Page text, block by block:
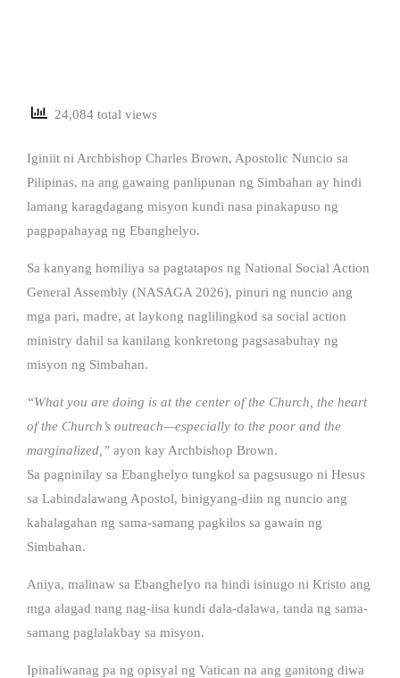
24,084 total views
Iginiit ni Archbishop Charles Brown, Apostolic Nuncio sa
Pilipinas, na ang gawaing panlipunan ng Simbahan ay hindi
lamang karagdagang misyon kundi nasa pinakapuso ng
pagpapahayag ng Ebanghelyo.
Sa kanyang homiliya sa pagtatapos ng National Social Action
General Assembly (NASAGA 2026), pinuri ng nuncio ang
mga pari, madre, at laykong naglilingkod sa social action
ministry dahil sa kanilang konkretong pagsasabuhay ng
misyon ng Simbahan.
“What you are doing is at the center of the Church, the heart
of the Church’s outreach—especially to the poor and the
marginalized,” ayon kay Archbishop Brown.
Sa pagninilay sa Ebanghelyo tungkol sa pagsusugo ni Hesus
sa Labindalawang Apostol, binigyang-diin ng nuncio ang
kahalagahan ng sama-samang pagkilos sa gawain ng
Simbahan.
Aniya, malinaw sa Ebanghelyo na hindi isinugo ni Kristo ang
mga alagad nang nag-iisa kundi dala-dalawa, tanda ng sama-
samang paglalakbay sa misyon.
Ipinaliwanag pa ng opisyal ng Vatican na ang ganitong diwa